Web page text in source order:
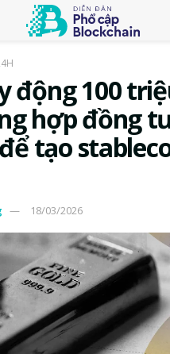
động 100
hợp đồng
tạo
18/03/2026